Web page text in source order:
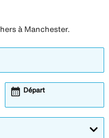
à Manchester.
Départ
calendar_month